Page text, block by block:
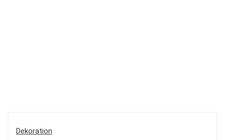
Dekoration